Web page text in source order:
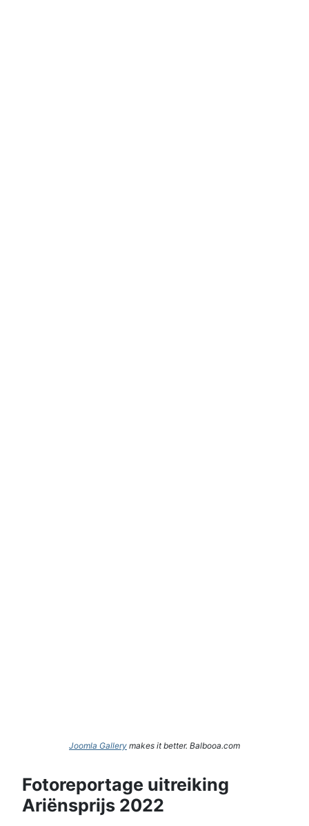
Joomla Gallery makes it better. Balbooa.com
Fotoreportage uitreiking
Ariënsprijs 2022